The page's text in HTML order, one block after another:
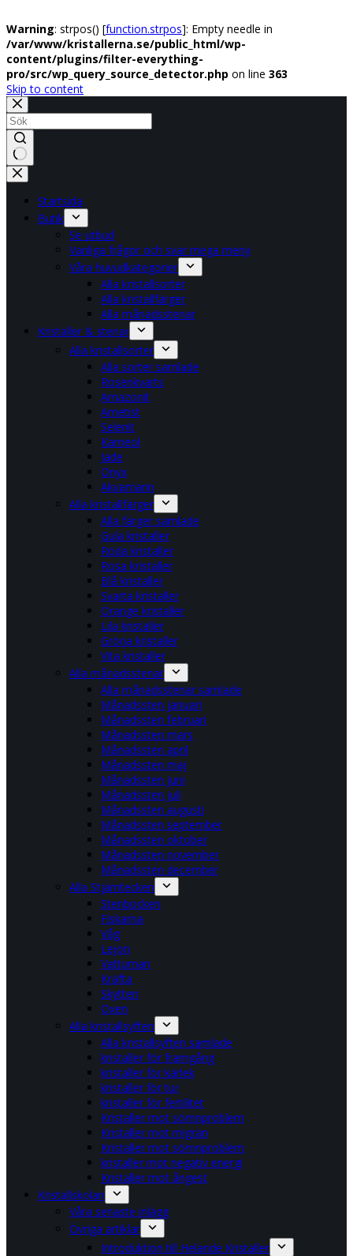
Warning: strpos() [function.strpos]: Empty needle in
/var/www/kristallerna.se/public_html/wp-
content/plugins/filter-everything-
pro/src/wp_query_source_detector.php on line 363
Skip to content
No
results
Startsida
Butik
Se utbud
Vanliga frågor och svar mega meny
Våra huvudkategorier
Alla kristallsorter
Alla kristallfärger
Alla månadsstenar
Kristaller & stenar
Alla kristallsorter
Alla sorter samlade
Rosenkvarts
Amazonit
Ametist
Selenit
Karneol
Jade
Onyx
Akvamarin
Alla kristallfärger
Alla färger samlade
Gula kristaller
Röda kristaller
Rosa kristaller
Blå kristaller
Svarta kristaller
Orange kristaller
Lila kristaller
Gröna kristaller
Vita kristaller
Alla månadsstenar
Alla månadsstenar samlade
Månadssten januari
Månadssten februari
Månadssten mars
Månadssten april
Månadssten maj
Månadssten juni
Månadssten juli
Månadssten augusti
Månadssten september
Månadssten oktober
Månadssten november
Månadssten december
Alla Stjärntecken
Stenbocken
Fiskarna
Våg
Lejon
Vattuman
Kräfta
Skytten
Oxen
Alla kristallsyften
Alla kristallsyften samlade
kristaller för framgång
kristaller för kärlek
kristaller för tur
kristaller för fertilitet
Kristaller mot sömnproblem
Kristaller mot migrän
Kristaller mot sömnproblem
kristaller mot negativ energi
Kristaller mot ångest
Kristallskolan
Våra senaste inlägg
Övriga artiklar
Introduktion till Helande Kristaller